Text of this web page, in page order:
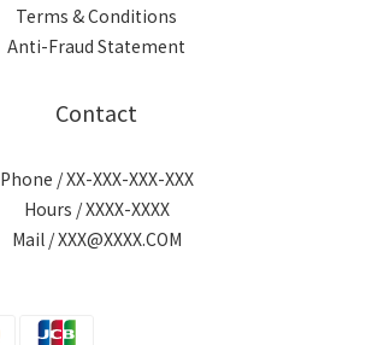
Terms & Conditions
Anti-Fraud Statement
Contact
Phone / XX-XXX-XXX-XXX
Hours / XXXX-XXXX
Mail / XXX@XXXX.COM